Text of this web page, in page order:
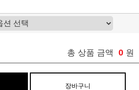
총 상품 금액 0 원
장바구니